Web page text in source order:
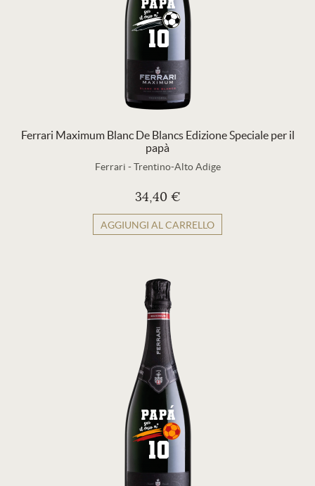
Ferrari Maximum Blanc De Blancs Edizione Speciale per il
papà
Ferrari -Trentino-Alto Adige
34,40 €
AGGIUNGI AL CARRELLO